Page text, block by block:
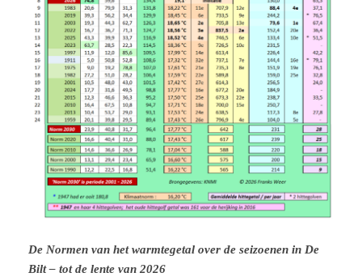
De Normen van het warmtegetal over de seizoenen in De
Bilt – tot de lente van 2026